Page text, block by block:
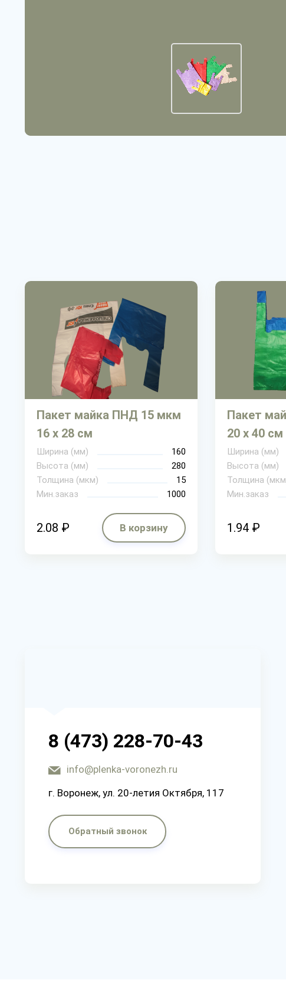
Пакет майка ПНД 15 мкм
16 х 28 см
Ширина (мм)
160
Высота (мм)
280
Толщина (мкм)
15
Мин.заказ
1000
2.08 ₽ В корзину
Пакет
20 х 40 см
Ширина (мм)
Высота (мм)
Толщина
Мин.заказ
1.94 ₽
8 (473) 228-70-43
info@plenka-voronezh.ru
г. Воронеж, ул. 20-летия Октября, 117
Обратный звонок